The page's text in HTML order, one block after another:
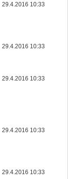
29.4.2016 10:33
29.4.2016 10:33
29.4.2016 10:33
29.4.2016 10:33
29.4.2016 10:33